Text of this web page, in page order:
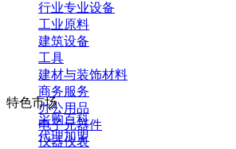
行业专业设备
工业原料
建筑设备
工具
建材与装饰材料
商务服务
办公用品
电子元器件
仪器仪表
特色市场
采购百科
代理加盟